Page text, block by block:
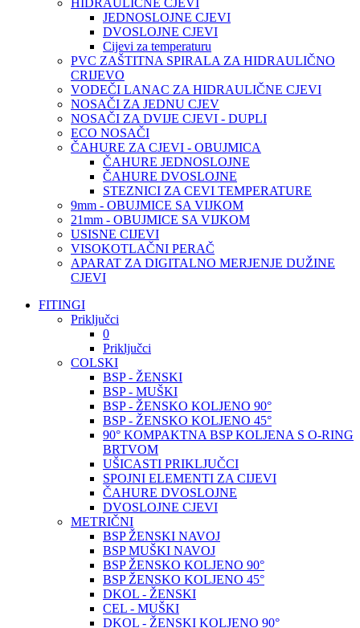
HIDRAULIČNE CJEVI
JEDNOSLOJNE CJEVI
DVOSLOJNE CJEVI
Cijevi za temperaturu
PVC ZAŠTITNA SPIRALA ZA HIDRAULIČNO
CRIJEVO
VODEČI LANAC ZA HIDRAULIČNE CJEVI
NOSAČI ZA JEDNU CJEV
NOSAČI ZA DVIJE CJEVI - DUPLI
ECO NOSAČI
ČAHURE ZA CJEVI - OBUJMICA
ČAHURE JEDNOSLOJNE
ČAHURE DVOSLOJNE
STEZNICI ZA CEVI TEMPERATURE
9mm - OBUJMICE SA VIJKOM
21mm - OBUJMICE SA VIJKOM
USISNE CIJEVI
VISOKOTLAČNI PERAČ
APARAT ZA DIGITALNO MERJENJE DUŽINE
CJEVI
FITINGI
Priključci
0
Priključci
COLSKI
BSP - ŽENSKI
BSP - MUŠKI
BSP - ŽENSKO KOLJENO 90°
BSP - ŽENSKO KOLJENO 45°
90° KOMPAKTNA BSP KOLJENA S O-RING
BRTVOM
UŠICASTI PRIKLJUČCI
SPOJNI ELEMENTI ZA CIJEVI
ČAHURE DVOSLOJNE
DVOSLOJNE CJEVI
METRIČNI
BSP ŽENSKI NAVOJ
BSP MUŠKI NAVOJ
BSP ŽENSKO KOLJENO 90°
BSP ŽENSKO KOLJENO 45°
DKOL - ŽENSKI
CEL - MUŠKI
DKOL - ŽENSKI KOLJENO 90°